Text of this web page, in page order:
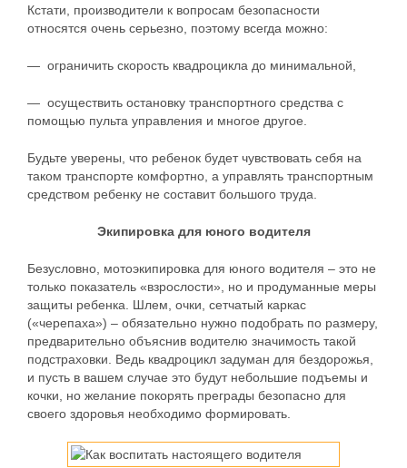
Кстати, производители к вопросам безопасности
относятся очень серьезно, поэтому всегда можно:
— ограничить скорость квадроцикла до минимальной,
— осуществить остановку транспортного средства с
помощью пульта управления и многое другое.
Будьте уверены, что ребенок будет чувствовать себя на
таком транспорте комфортно, а управлять транспортным
средством ребенку не составит большого труда.
Экипировка для юного водителя
Безусловно, мотоэкипировка для юного водителя – это не
только показатель «взрослости», но и продуманные меры
защиты ребенка. Шлем, очки, сетчатый каркас
(«черепаха») – обязательно нужно подобрать по размеру,
предварительно объяснив водителю значимость такой
подстраховки. Ведь квадроцикл задуман для бездорожья,
и пусть в вашем случае это будут небольшие подъемы и
кочки, но желание покорять преграды безопасно для
своего здоровья необходимо формировать.